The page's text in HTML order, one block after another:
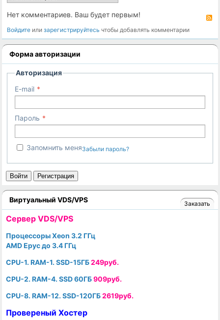
Нет комментариев. Ваш будет первым!
Войдите илизарегистрируйтесь чтобы добавлять комментарии
Форма авторизации
Авторизация
E-mail
Пароль
Запомнить меняЗабыли пароль?
Войти Регистрация
Виртуальный VDS/VPS Заказать
Cервер VDS/VPS
Процессоры Xeon 3.2 ГГц
AMD Epyc до 3.4 ГГц
CPU-1. RAM-1. SSD-15ГБ249руб.
CPU-2. RAM-4. SSD 60ГБ909руб.
CPU-8. RAM-12. SSD-120ГБ2619руб.
Провереный Хостер